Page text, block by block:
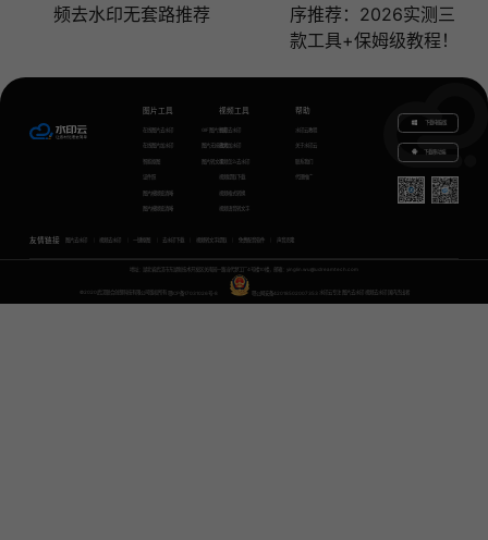
频去水印无套路推荐
序推荐：2026实测三
款工具+保姆级教程！
图片工具
在线图片去水印
在线图片加水印
智能抠图
证件照
图片模糊变清晰
图片模糊变清晰
GIF图片生成
图片无损放大
图片转文字
视频工具
视频去水印
视频加水印
视频怎么去水印
视频提取下载
视频格式转换
视频语音转文字
帮助
水印云教程
关于水印云
联系我们
代理推广
下载电脑版
下载移动端
友情链接 图片去水印 视频去水印 一键抠图 去水印下载 视频转文字提取 免费配音软件 声音克隆
地址：湖北省武汉市东湖新技术开发区关南园一路当代梦工厂4号楼10楼，邮箱：yinglin.wu@udreamtech.com
©2020武汉联合创想科技有限公司版权所有 鄂ICP备17031026号-8 鄂公网安备42018502007353 水印云专注 图片去水印 视频去水印 国内杰出者